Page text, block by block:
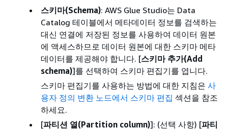
스키마(Schema): AWS Glue Studio는 Data
Catalog 테이블에서 메타데이터 정보를 검색하는
대신 연결에 저장된 정보를 사용하여 데이터 원본
에 액세스하므로 데이터 원본에 대한 스키마 메타
데이터를 제공해야 합니다. [스키마 추가(Add
schema)]를 선택하여 스키마 편집기를 엽니다.
스키마 편집기를 사용하는 방법에 대한 지침은 사
용자 정의 변환 노드에서 스키마 편집 섹션을 참조
하세요.
[파티션 열(Partition column)]: (선택 사항) [파티